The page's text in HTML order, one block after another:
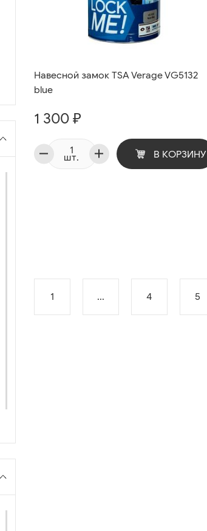
Навесной замок TSA Verage VG5132
blue
1 300 ₽
шт. В КОРЗИНУ
1 ... 4 5